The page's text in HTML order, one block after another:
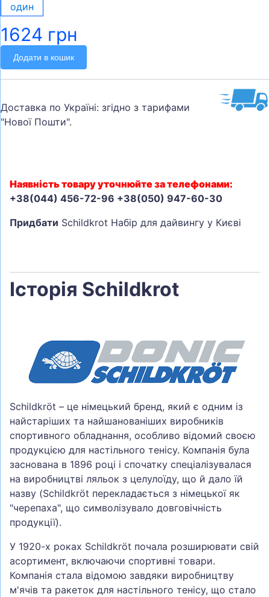
один
1624 грн
Додати в кошик
Доставка по Україні: згідно з тарифами
"Нової Пошти".
Наявність товару уточнюйте за телефонами:
+38(044) 456-72-96 +38(050) 947-60-30
Придбати Schildkrot Набір для дайвингу у Києві
Історія Schildkrot
Schildkröt – це німецький бренд, який є одним із
найстаріших та найшанованіших виробників
спортивного обладнання, особливо відомий своєю
продукцією для настільного тенісу. Компанія була
заснована в 1896 році і спочатку спеціалізувалася
на виробництві ляльок з целулоїду, що й дало їй
назву (Schildkröt перекладається з німецької як
"черепаха", що символізувало довговічність
продукції).
У 1920-х роках Schildkröt почала розширювати свій
асортимент, включаючи спортивні товари.
Компанія стала відомою завдяки виробництву
м'ячів та ракеток для настільного тенісу, що стало